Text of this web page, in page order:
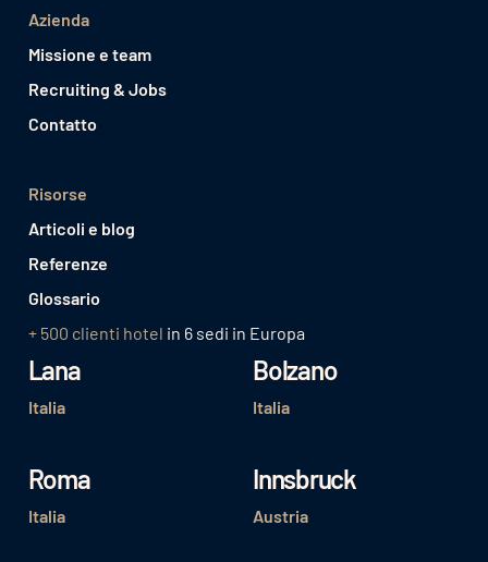
Azienda
Missione e team
Recruiting & Jobs
Contatto
Risorse
Articoli e blog
Referenze
Glossario
+ 500 clienti hotel in 6 sedi in Europa
Lana
Italia
Bolzano
Italia
Roma
Italia
Innsbruck
Austria